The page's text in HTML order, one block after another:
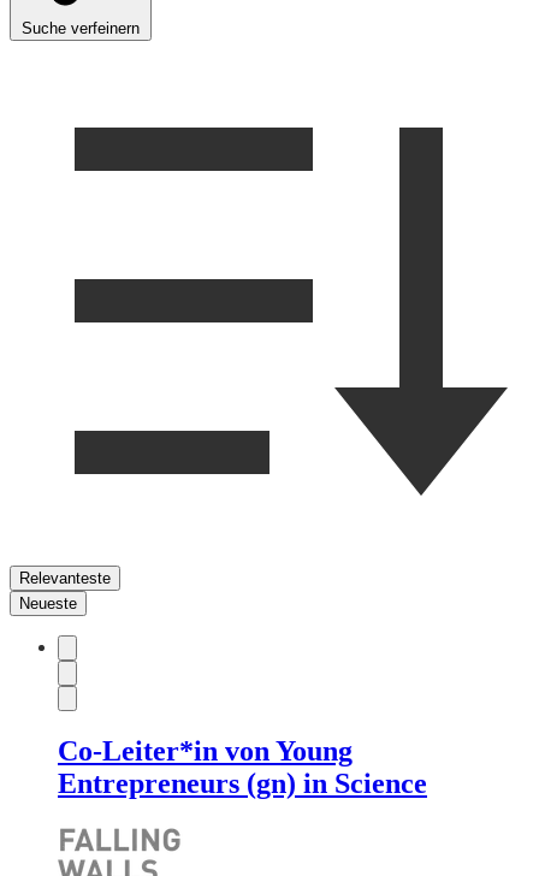
Suche verfeinern
Relevanteste
Neueste
Co-Leiter*in von Young
Entrepreneurs (gn) in Science